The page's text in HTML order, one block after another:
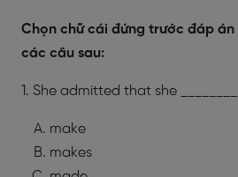
Chọn chữ cái đứng trước đáp
các câu sau:
1. She admitted that she
make
makes